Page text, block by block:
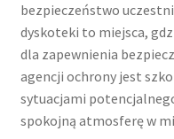
bezpieczeństwo
dyskoteki to miejsca,
dla zapewnienia
agencji ochrony jest
sytuacjami
spokojną atmosferę w